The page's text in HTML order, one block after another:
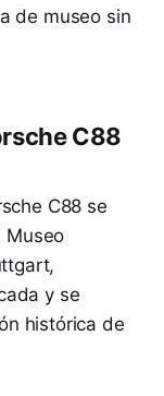
de museo sin
C88
C88 se
Museo
y se
histórica de